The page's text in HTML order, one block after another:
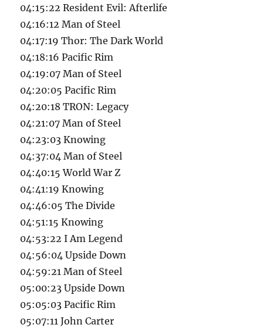
04:15:22 Resident Evil: Afterlife
04:16:12 Man of Steel
04:17:19 Thor: The Dark World
04:18:16 Pacific Rim
04:19:07 Man of Steel
04:20:05 Pacific Rim
04:20:18 TRON: Legacy
04:21:07 Man of Steel
04:23:03 Knowing
04:37:04 Man of Steel
04:40:15 World War Z
04:41:19 Knowing
04:46:05 The Divide
04:51:15 Knowing
04:53:22 I Am Legend
04:56:04 Upside Down
04:59:21 Man of Steel
05:00:23 Upside Down
05:05:03 Pacific Rim
05:07:11 John Carter